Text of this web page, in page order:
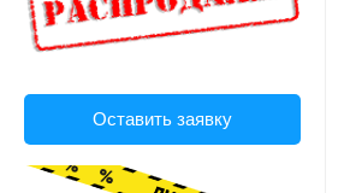
Оставить заявку